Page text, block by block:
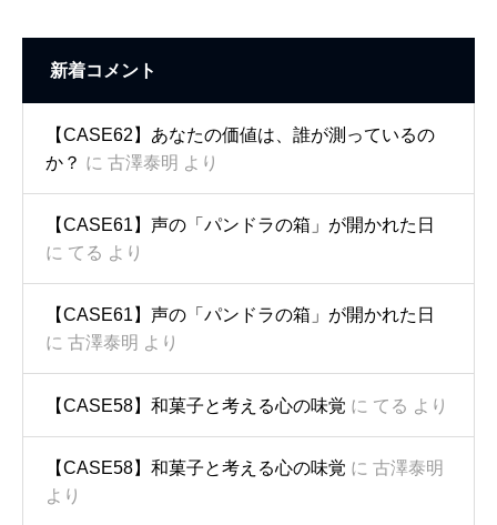
新着コメント
【CASE62】あなたの価値は、誰が測っているの
か？ に 古澤泰明 より
【CASE61】声の「パンドラの箱」が開かれた日
に てる より
【CASE61】声の「パンドラの箱」が開かれた日
に 古澤泰明 より
【CASE58】和菓子と考える心の味覚 に てる より
【CASE58】和菓子と考える心の味覚 に 古澤泰明
より